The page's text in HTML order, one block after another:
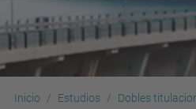
Inicio Estudios Dobles